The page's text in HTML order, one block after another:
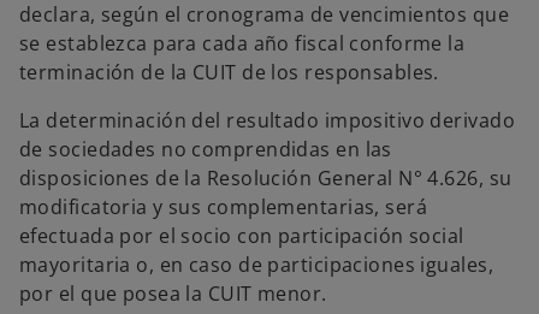
declara, según el cronograma de vencimientos que
se establezca para cada año fiscal conforme la
terminación de la CUIT de los responsables.
La determinación del resultado impositivo derivado
de sociedades no comprendidas en las
disposiciones de la Resolución General N° 4.626, su
modificatoria y sus complementarias, será
efectuada por el socio con participación social
mayoritaria o, en caso de participaciones iguales,
por el que posea la CUIT menor.